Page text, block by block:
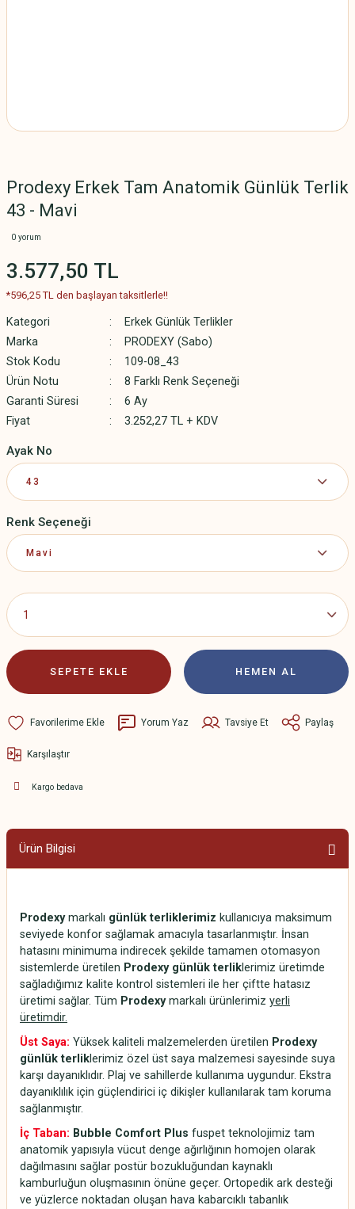
Prodexy Erkek Tam Anatomik Günlük Terlik
43 - Mavi
0 yorum
3.577,50 TL
*596,25 TL den başlayan taksitlerle!!
Kategori
Erkek Günlük Terlikler
Marka
PRODEXY (Sabo)
Stok Kodu
109-08_43
Ürün Notu
8 Farklı Renk Seçeneği
Garanti Süresi
6 Ay
Fiyat
3.252,27 TL + KDV
Ayak No
Renk Seçeneği
SEPETE EKLE HEMEN AL
Yorum Yaz Tavsiye Et Paylaş
Karşılaştır
Kargo bedava
Ürün Bilgisi
Prodexymarkalı günlük terliklerimiz kullanıcıya maksimum
seviyede konfor sağlamak amacıyla tasarlanmıştır. İnsan
hatasını minimuma indirecek şekilde tamamen otomasyon
sistemlerde üretilen Prodexy günlük terliklerimiz üretimde
sağladığımız kalite kontrol sistemleri ile her çiftte hatasız
üretimi sağlar. Tüm Prodexymarkalı ürünlerimiz yerli
üretimdir.
Üst Saya: Yüksek kaliteli malzemelerden üretilen Prodexy
günlük terliklerimiz özel üst saya malzemesi sayesinde suya
karşı dayanıklıdır. Plaj ve sahillerde kullanıma uygundur. Ekstra
dayanıklılık için güçlendirici iç dikişler kullanılarak tam koruma
sağlanmıştır.
İç Taban: Bubble Comfort Plus fuspet teknolojimiz tam
anatomik yapısıyla vücut denge ağırlığının homojen olarak
dağılmasını sağlar postür bozukluğundan kaynaklı
kamburluğun oluşmasının önüne geçer. Ortopedik ark desteği
ve yüzlerce noktadan oluşan hava kabarcıklı tabanlık